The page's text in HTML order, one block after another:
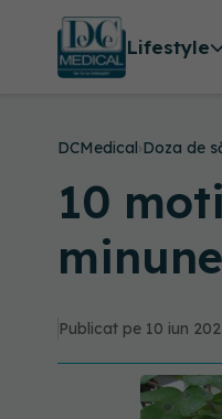
Lifestyle
DCMedical›Doza de
10
Publicat pe 10 iun